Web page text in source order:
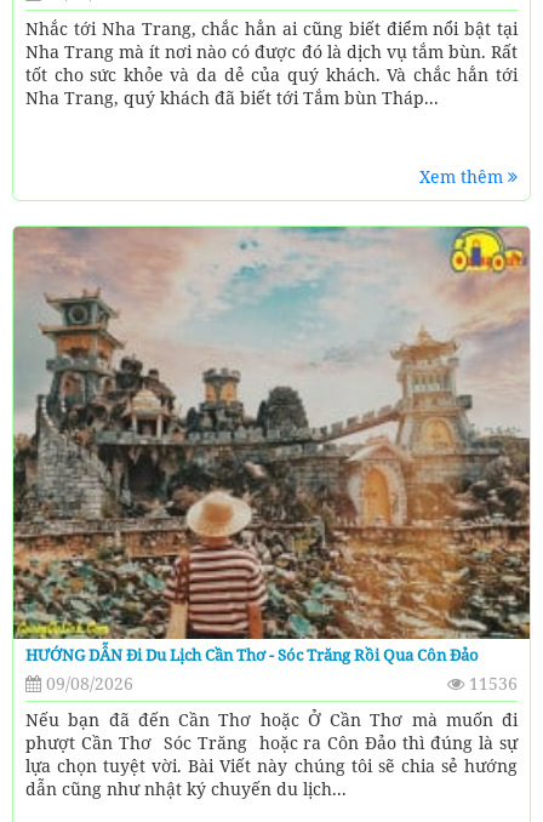
Nhắc tới Nha Trang, chắc hẳn ai cũng biết điểm nổi bật tại
Nha Trang mà ít nơi nào có được đó là dịch vụ tắm bùn. Rất
tốt cho sức khỏe và da dẻ của quý khách. Và chắc hẳn tới
Nha Trang, quý khách đã biết tới Tắm bùn Tháp...
Xem thêm
HƯỚNG DẪN Đi Du Lịch Cần Thơ - Sóc Trăng Rồi Qua Côn Đảo
09/08/2026
11536
Nếu bạn đã đến Cần Thơ hoặc Ở Cần Thơ mà muốn đi
phượt Cần Thơ Sóc Trăng hoặc ra Côn Đảo thì đúng là sự
lựa chọn tuyệt vời. Bài Viết này chúng tôi sẽ chia sẻ hướng
dẫn cũng như nhật ký chuyến du lịch...